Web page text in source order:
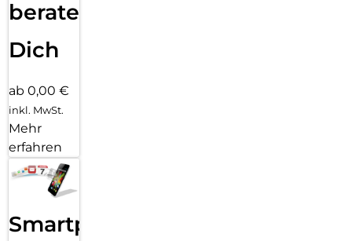
beraten
Dich
ab 0,00 €
inkl. MwSt.
Mehr
erfahren
Smartphone